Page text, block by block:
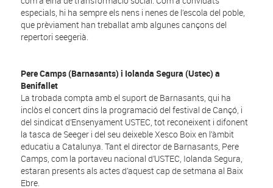
especials, hi ha sempre els nens i nenes de l’escola del poble,
que prèviament han treballat amb algunes cançons del
repertori seegerià.
Pere Camps (Barnasants) i Iolanda Segura (Ustec) a
Benifallet
La trobada compta amb el suport de Barnasants, qui ha
inclòs el concert dins la programació del festival de Cançó, i
del sindicat d’Ensenyament USTEC, tot reconeixent i difonent
la tasca de Seeger i del seu deixeble Xesco Boix en l’àmbit
educatiu a Catalunya. Tant el director de Barnasants, Pere
Camps, com la portaveu nacional d’USTEC, Iolanda Segura,
estaran presents als actes d’aquest cap de setmana al Baix
Ebre.